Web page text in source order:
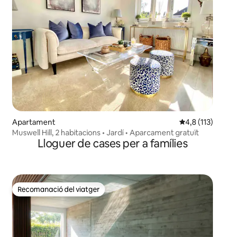
Apartament 4,8 de
4,8 (113)
Muswell Hill, 2 habitacions • Jardí • Aparcament gratuït
Lloguer de cases per a famílies
Recomanació del viatger
Recomanació del viatger